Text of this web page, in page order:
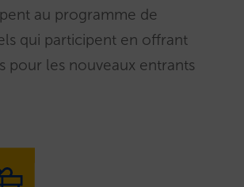
au programme de
qui participent en offrant
pour les nouveaux entrants